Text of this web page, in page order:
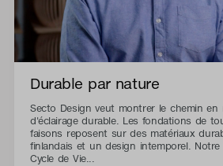
Durable par nature
Secto Design veut montrer le chemin en
d'éclairage durable. Les fondations de
faisons reposent sur des matériaux
finlandais et un design intemporel.
Cycle de Vie...